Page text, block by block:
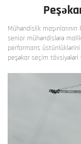
Mühəndislik
senior mühəndislərə
performans üstünlüklərini
peşəkar seçim tövsiyələri